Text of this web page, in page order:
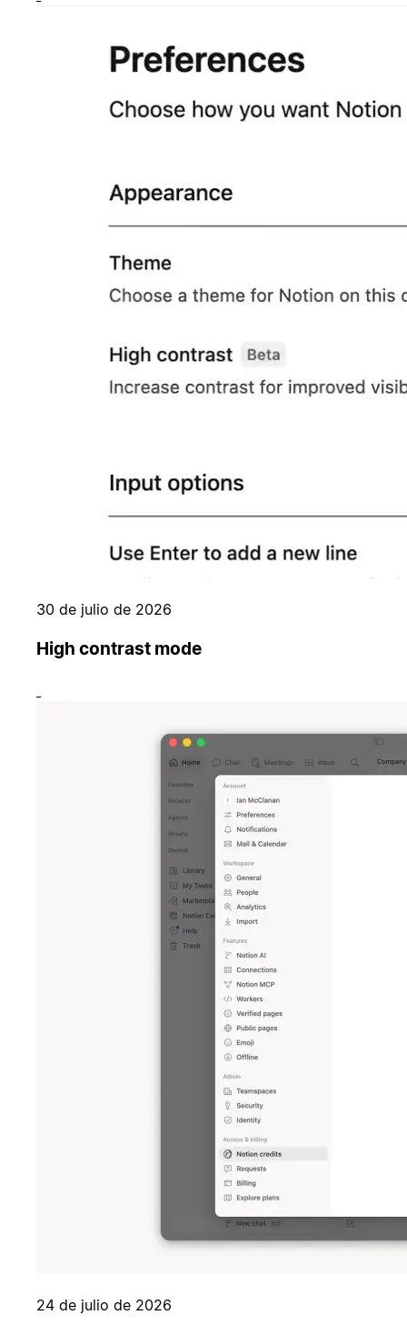
30 de julio de 2026
High contrast mode
24 de julio de 2026